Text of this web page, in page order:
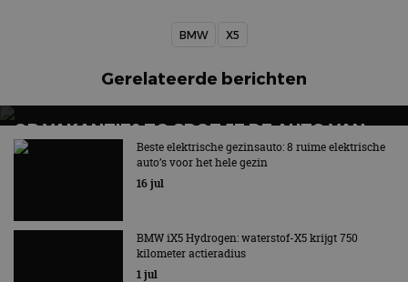
BMW iX5 Hydrogen: waterstof-X5 krijgt 750
1 jul
Nieuwste berichten
EV Experience 2026 van 24 tot 26 september
moet je hebben?
28 mei